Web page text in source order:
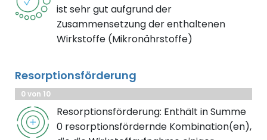
ist sehr gut aufgrund der
Zusammensetzung der enthaltenen
Wirkstoffe (Mikronährstoffe)
Resorptionsförderung
0 von 10
Resorptionsförderung: Enthält in Summe
0 resorptionsfördernde Kombination(en),